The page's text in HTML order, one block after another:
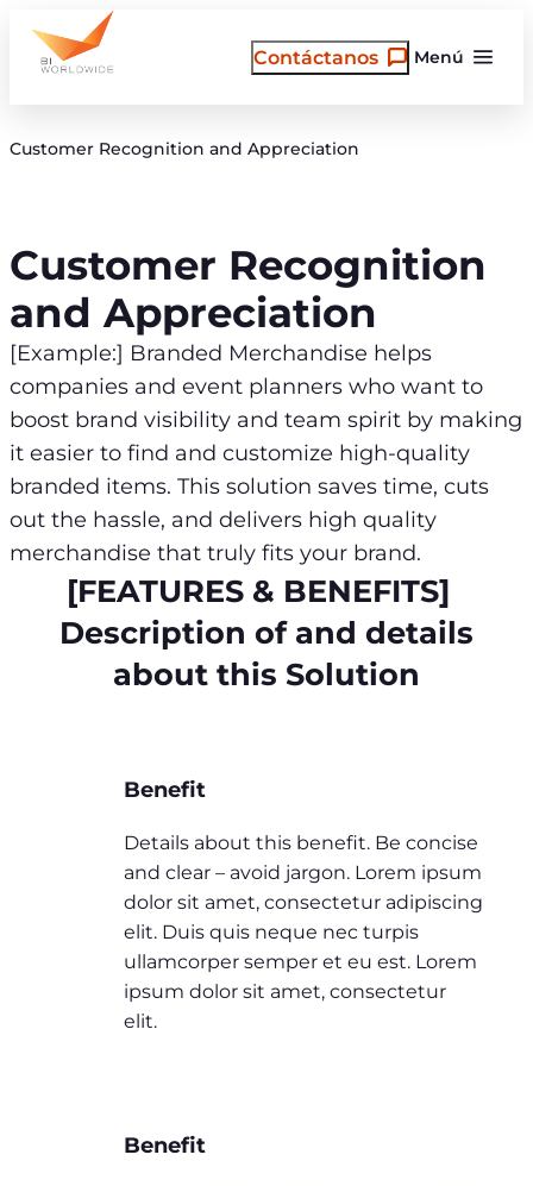
Menú
Contáctanos
Customer Recognition and Appreciation
Customer Recognition
and Appreciation
[Example:] Branded Merchandise helps
companies and event planners who want to
boost brand visibility and team spirit by making
it easier to find and customize high-quality
branded items. This solution saves time, cuts
out the hassle, and delivers high quality
merchandise that truly fits your brand.
[FEATURES & BENEFITS]
Description of and details
about this Solution
Benefit
Details about this benefit. Be concise
and clear – avoid jargon. Lorem ipsum
dolor sit amet, consectetur adipiscing
elit. Duis quis neque nec turpis
ullamcorper semper et eu est. Lorem
ipsum dolor sit amet, consectetur
elit.
Benefit